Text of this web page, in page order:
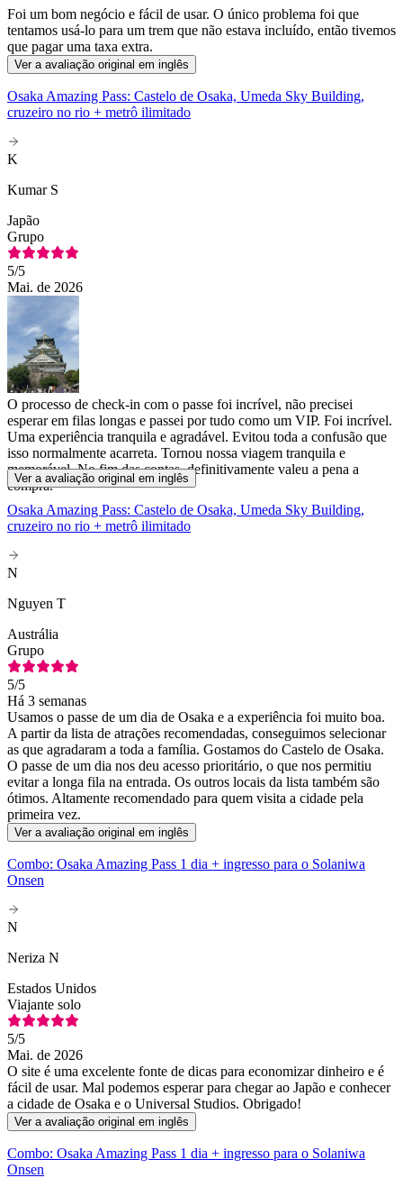
Foi um bom negócio e fácil de usar. O único problema foi que
tentamos usá-lo para um trem que não estava incluído, então tivemos
que pagar uma taxa extra.
Ver a avaliação original em inglês
Osaka Amazing Pass: Castelo de Osaka, Umeda Sky Building,
cruzeiro no rio + metrô ilimitado
K
Kumar S
Japão
Grupo
5/5
Mai. de 2026
O processo de check-in com o passe foi incrível, não precisei
esperar em filas longas e passei por tudo como um VIP. Foi incrível.
Uma experiência tranquila e agradável. Evitou toda a confusão que
isso normalmente acarreta. Tornou nossa viagem tranquila e
memorável. No fim das contas, definitivamente valeu a pena a
compra.
Ver a avaliação original em inglês
Osaka Amazing Pass: Castelo de Osaka, Umeda Sky Building,
cruzeiro no rio + metrô ilimitado
N
Nguyen T
Austrália
Grupo
5/5
Há 3 semanas
Usamos o passe de um dia de Osaka e a experiência foi muito boa.
A partir da lista de atrações recomendadas, conseguimos selecionar
as que agradaram a toda a família. Gostamos do Castelo de Osaka.
O passe de um dia nos deu acesso prioritário, o que nos permitiu
evitar a longa fila na entrada. Os outros locais da lista também são
ótimos. Altamente recomendado para quem visita a cidade pela
primeira vez.
Ver a avaliação original em inglês
Combo: Osaka Amazing Pass 1 dia + ingresso para o Solaniwa
Onsen
N
Neriza N
Estados Unidos
Viajante solo
5/5
Mai. de 2026
O site é uma excelente fonte de dicas para economizar dinheiro e é
fácil de usar. Mal podemos esperar para chegar ao Japão e conhecer
a cidade de Osaka e o Universal Studios. Obrigado!
Ver a avaliação original em inglês
Combo: Osaka Amazing Pass 1 dia + ingresso para o Solaniwa
Onsen